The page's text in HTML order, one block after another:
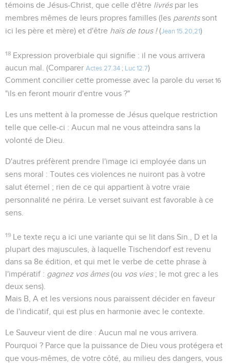
témoins de Jésus-Christ, que celle d'être livréspar les
membres mêmes de leurs propres familles (les parentssont
ici les père et mère) et d'être haïs de tous !(Jean 15.20,21)
18 Expression proverbiale qui signifie : il ne vous arrivera
aucun mal. (Comparer Actes 27.34 ; Luc 12.7)
Comment concilier cette promesse avec la parole du verset 16
"ils en feront mourir d'entre vous ?"
Les uns mettent à la promesse de Jésus quelque restriction
telle que celle-ci : Aucun mal ne vous atteindra sans la
volonté de Dieu.
D'autres préfèrent prendre l'image ici employée dans un
sens moral : Toutes ces violences ne nuiront pas à votre
salut éternel ; rien de ce qui appartient à votre vraie
personnalité ne périra. Le verset suivant est favorable à ce
sens.
19 Le texte reçu a ici une variante qui se lit dans Sin., D et la
plupart des majuscules, à laquelle Tischendorf est revenu
dans sa 8e édition, et qui met le verbe de cette phrase à
l'impératif : gagnez vos âmes(ou vos vies; le mot grec a les
deux sens).
Mais B, A et les versions nous paraissent décider en faveur
de l'indicatif, qui est plus en harmonie avec le contexte.
Le Sauveur vient de dire : Aucun mal ne vous arrivera.
Pourquoi ? Parce que la puissance de Dieu vous protégera et
que vous-mêmes, de votre côté, au milieu des dangers, vous